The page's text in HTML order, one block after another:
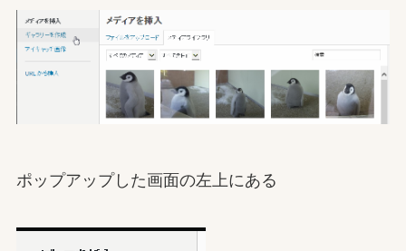
ポップアップした画面の左上にある